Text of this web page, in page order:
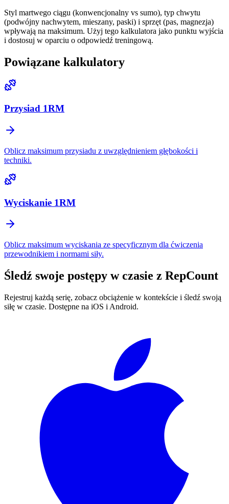
Styl martwego ciągu (konwencjonalny vs sumo), typ chwytu
(podwójny nachwytem, mieszany, paski) i sprzęt (pas, magnezja)
wpływają na maksimum. Użyj tego kalkulatora jako punktu wyjścia
i dostosuj w oparciu o odpowiedź treningową.
Powiązane kalkulatory
Przysiad 1RM
Oblicz maksimum przysiadu z uwzględnieniem głębokości i
techniki.
Wyciskanie 1RM
Oblicz maksimum wyciskania ze specyficznym dla ćwiczenia
przewodnikiem i normami siły.
Śledź swoje postępy w czasie z RepCount
Rejestruj każdą serię, zobacz obciążenie w kontekście i śledź swoją
siłę w czasie. Dostępne na iOS i Android.